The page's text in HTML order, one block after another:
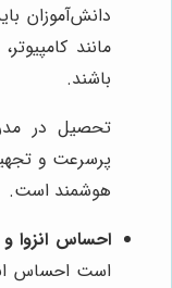
دانش‌آموزان
مانند
باشند.
تحصیل در
پرسرعت و
هوشمند است.
احساس انزوا
است احساس